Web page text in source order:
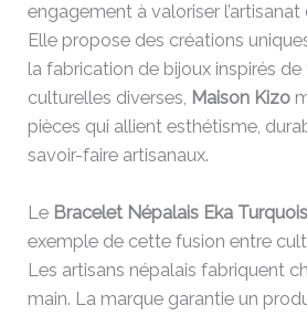
engagement à valoriser l’artisanat
Elle propose des créations
la fabrication de bijoux inspirés
culturelles diverses, Maison Kizo
pièces qui allient esthétisme,
savoir-faire artisanaux.
Le Bracelet Népalais Eka
exemple de cette fusion entre
Les artisans népalais fabriquent
main. La marque garantie un